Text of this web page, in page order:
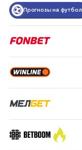
Прогнозы на футбол